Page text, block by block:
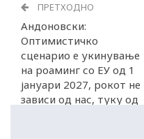
ПРЕТХОДНО
Андоновски:
Оптимистичко
сценарио е укинување
на роаминг со ЕУ од 1
јануари 2027, рокот не
зависи од нас, туку од